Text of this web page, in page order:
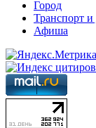
Город
Транспорт и
Афиша